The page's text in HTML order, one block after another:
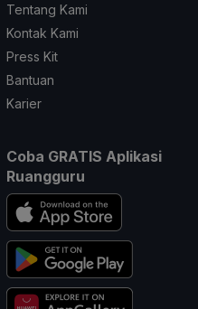
Tentang Kami
Kontak Kami
Press Kit
Bantuan
Karier
Coba GRATIS Aplikasi
Ruangguru